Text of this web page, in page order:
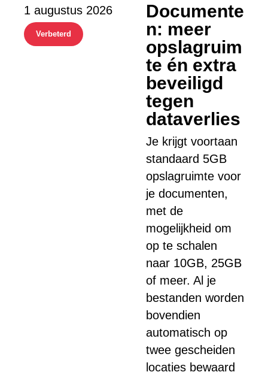
1 augustus 2026
Verbeterd
Documente
n: meer
opslagruim
te én extra
beveiligd
tegen
dataverlies
Je krijgt voortaan
standaard 5GB
opslagruimte voor
je documenten,
met de
mogelijkheid om
op te schalen
naar 10GB, 25GB
of meer. Al je
bestanden worden
bovendien
automatisch op
twee gescheiden
locaties bewaard